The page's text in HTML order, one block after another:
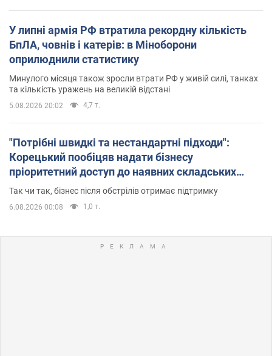
У липні армія РФ втратила рекордну кількість
БпЛА, човнів і катерів: в Міноборони
оприлюднили статистику
Минулого місяця також зросли втрати РФ у живій силі, танках
та кількість уражень на великій відстані
5.08.2026 20:02 4,7 т.
"Потрібні швидкі та нестандартні підходи":
Корецький пообіцяв надати бізнесу
пріоритетний доступ до наявних складських
приміщень
Так чи так, бізнес після обстрілів отримає підтримку
6.08.2026 00:08 1,0 т.